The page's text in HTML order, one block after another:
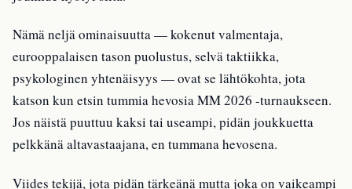
Nämä neljä ominaisuutta — kokenut valmentaja,
eurooppalaisen tason puolustus, selvä taktiikka,
psykologinen yhtenäisyys — ovat se lähtökohta, jota
katson kun etsin tummia hevosia MM 2026 -turnaukseen.
Jos näistä puuttuu kaksi tai useampi, pidän joukkuetta
pelkkänä altavastaajana, en tummana hevosena.
Viides tekijä, jota pidän tärkeänä mutta joka on vaikeampi